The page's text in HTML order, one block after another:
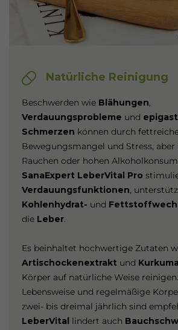
Natürliche Reinigung
Beschwerden wie Blähungen,
Verdauungsprobleme und
Schmerzen können durch
Bewegungsmangel und Stress, aber
Rauchen oder hohen
SanaExpert LeberVital Pro
Verdauungsfunktionen,
Kohlenhydrat- und
die Leber.
Es beinhaltet hochwertige Zutaten
Artischockenextraktund Kurkuma
Körper auf natürliche Weise
Lebensweise und regelmäßige
zwei- bis dreimal jährlich sind
LeberVital lindert auch